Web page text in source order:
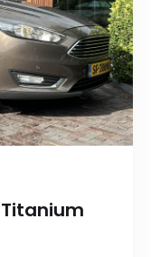
Titanium